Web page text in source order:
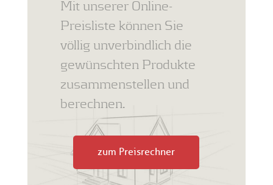
Mit unserer Online-
Preisliste können Sie
völlig unverbindlich die
gewünschten Produkte
zusammenstellen und
berechnen.
zum Preisrechner